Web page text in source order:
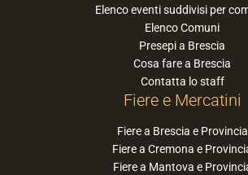
Elenco eventi suddivisi per
Elenco Comuni
Presepi a Brescia
Cosa fare a Brescia
Contatta lo staff
Fiere e Mercatini
Fiere a Brescia e Provincia
Fiere a Cremona e
Fiere a Mantova e